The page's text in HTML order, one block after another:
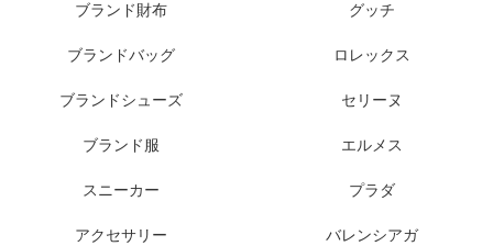
ブランド財布
ブランドバッグ
ブランドシューズ
ブランド服
スニーカー
アクセサリー
グッチ
ロレックス
セリーヌ
エルメス
プラダ
バレンシアガ